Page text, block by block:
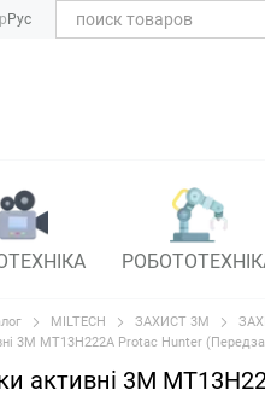
Рус
MILTECH ЗАХИСТ 3M
3M MT13H222A Protac Hunter
активні 3M